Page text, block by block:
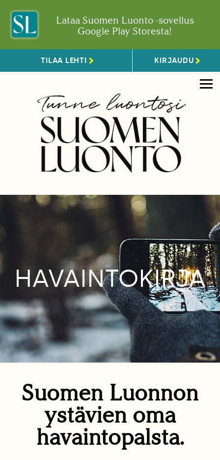
Lataa Suomen Luonto -sovellus
Google Play Storesta!
TILAA LEHTI KIRJAUDU
HAVAINTOKIRJA
Suomen Luonnon
ystävien oma
havaintopalsta.